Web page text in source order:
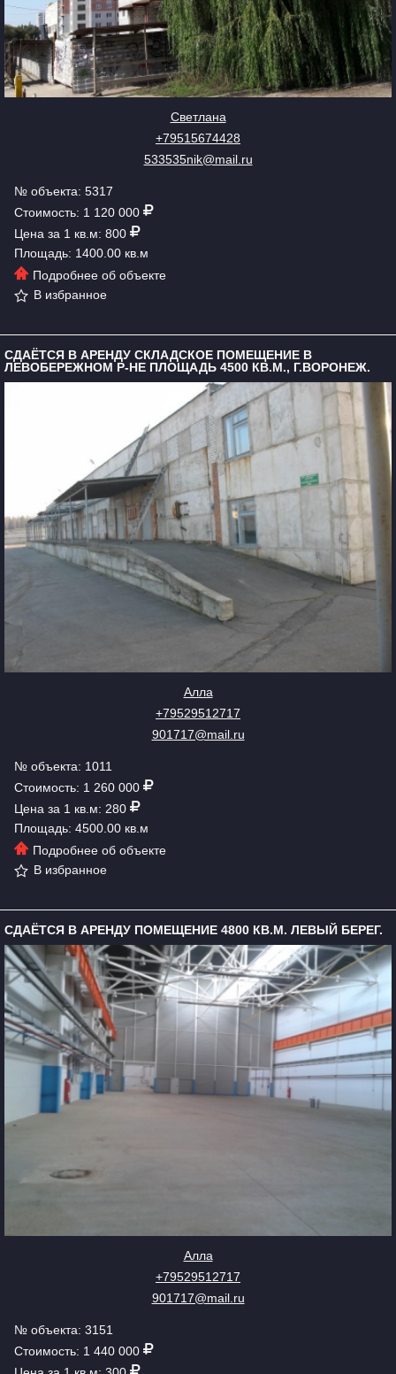
Светлана
+79515674428
533535nik@mail.ru
№ объекта: 5317
Стоимость: 1 120 000
Цена за 1 кв.м: 800
Площадь: 1400.00 кв.м
Подробнее об объекте
В избранное
СДАЁТСЯ В АРЕНДУ СКЛАДСКОЕ ПОМЕЩЕНИЕ В
ЛЕВОБЕРЕЖНОМ Р-НЕ ПЛОЩАДЬ 4500 КВ.М., Г.ВОРОНЕЖ.
Алла
+79529512717
901717@mail.ru
№ объекта: 1011
Стоимость: 1 260 000
Цена за 1 кв.м: 280
Площадь: 4500.00 кв.м
Подробнее об объекте
В избранное
СДАЁТСЯ В АРЕНДУ ПОМЕЩЕНИЕ 4800 КВ.М. ЛЕВЫЙ БЕРЕГ.
Алла
+79529512717
901717@mail.ru
№ объекта: 3151
Стоимость: 1 440 000